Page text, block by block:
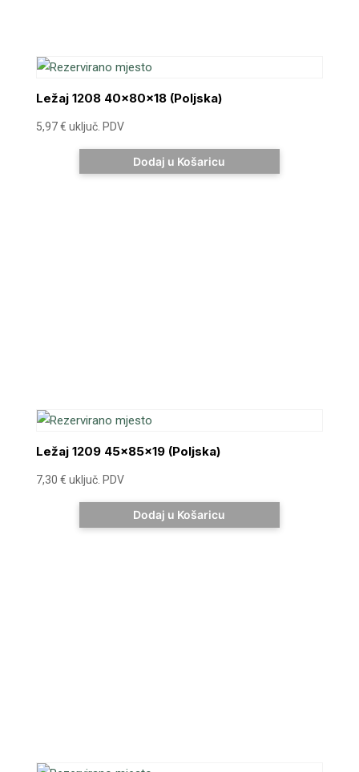
Ležaj 1208 40x80x18 (Poljska)
5,97€ uključ. PDV
Dodaj u Košaricu
Ležaj 1209 45x85x19 (Poljska)
7,30 € uključ. PDV
Dodaj u Košaricu